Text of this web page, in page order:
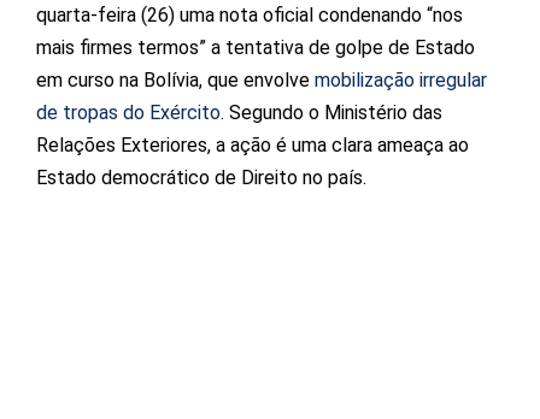
quarta-feira (26) uma nota oficial condenando “nos
mais firmes termos” a tentativa de golpe de Estado
em curso na Bolívia, que envolve mobilização irregular
de tropas do Exército. Segundo o Ministério das
Relações Exteriores, a ação é uma clara ameaça ao
Estado democrático de Direito no país.